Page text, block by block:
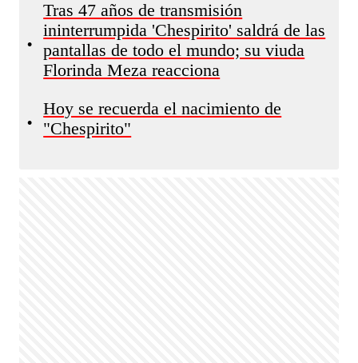
•
Tras 47 años de transmisión
ininterrumpida 'Chespirito' saldrá de las
pantallas de todo el mundo; su viuda
Florinda Meza reacciona
•
Hoy se recuerda el nacimiento de
"Chespirito"